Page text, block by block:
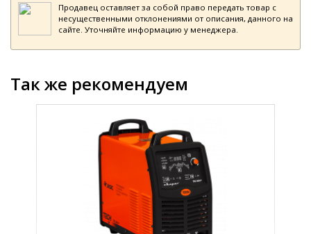
Продавец оставляет за собой право передать товар с
несущественными отклонениями от описания, данного на
сайте. Уточняйте информацию у менеджера.
Так же рекомендуем